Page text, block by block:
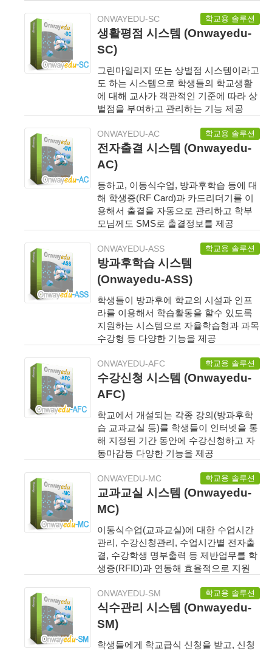
ONWAYEDU-SC 학교용 솔루션
생활평점 시스템 (Onwayedu-
SC)
그린마일리지 또는 상벌점 시스템이라고
도 하는 시스템으로 학생들의 학교생활
에 대해 교사가 객관적인 기준에 따라 상
벌점을 부여하고 관리하는 기능 제공
ONWAYEDU-AC 학교용 솔루션
전자출결 시스템 (Onwayedu-
AC)
등하교, 이동식수업, 방과후학습 등에 대
해 학생증(RF Card)과 카드리더기를 이
용해서 출결을 자동으로 관리하고 학부
모님께도 SMS로 출결정보를 제공
ONWAYEDU-ASS 학교용 솔루션
방과후학습 시스템
(Onwayedu-ASS)
학생들이 방과후에 학교의 시설과 인프
라를 이용해서 학습활동을 할수 있도록
지원하는 시스템으로 자율학습형과 과목
수강형 등 다양한 기능을 제공
ONWAYEDU-AFC 학교용 솔루션
수강신청 시스템 (Onwayedu-
AFC)
학교에서 개설되는 각종 강의(방과후학
습 교과교실 등)를 학생들이 인터넷을 통
해 지정된 기간 동안에 수강신청하고 자
동마감등 다양한 기능을 제공
ONWAYEDU-MC 학교용 솔루션
교과교실 시스템 (Onwayedu-
MC)
이동식수업(교과교실)에 대한 수업시간
관리, 수강신청관리, 수업시간별 전자출
결, 수강학생 명부출력 등 제반업무를 학
생증(RFID)과 연동해 효율적으로 지원
ONWAYEDU-SM 학교용 솔루션
식수관리 시스템 (Onwayedu-
SM)
학생들에게 학교급식 신청을 받고, 신청